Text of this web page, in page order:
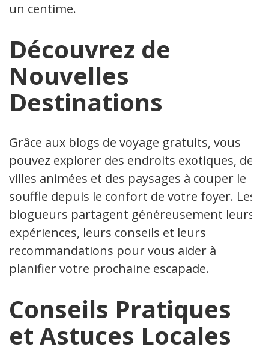
un centime.
Découvrez de
Nouvelles
Destinations
Grâce aux blogs de voyage gratuits, vous
pouvez explorer des endroits exotiques, des
villes animées et des paysages à couper le
souffle depuis le confort de votre foyer. Les
blogueurs partagent généreusement leurs
expériences, leurs conseils et leurs
recommandations pour vous aider à
planifier votre prochaine escapade.
Conseils Pratiques
et Astuces Locales